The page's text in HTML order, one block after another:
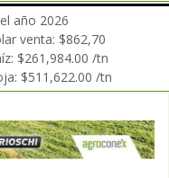
venta: $862,70
$261,984.00 /tn
$511,622.00 /tn
año 2026